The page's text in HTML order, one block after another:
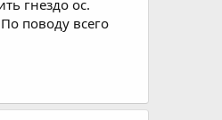
гнездо ос.
поводу всего